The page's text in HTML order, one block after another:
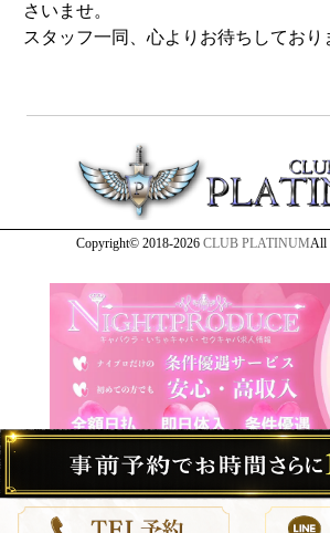
さいませ。
スタッフ一同、心よりお待ちしており
Copyright© 2018-2026 CLUB PLATINUMAll